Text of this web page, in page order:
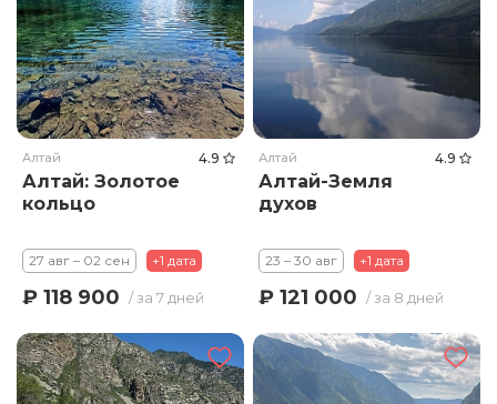
Алтай 4.9
Алтай: Золотое
кольцо
27 авг – 02 сен +1 дата
₽ 118 900 / за 7 дней
Алтай 4.9
Алтай-Земля
духов
23 – 30 авг +1 дата
₽ 121 000 / за 8 дней